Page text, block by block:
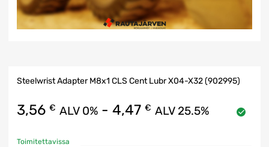
Steelwrist Adapter M8x1 CLS Cent Lubr X04-X32 (902995)
3,56 € ALV 0% - 4,47 € ALV 25.5%
Toimitettavissa